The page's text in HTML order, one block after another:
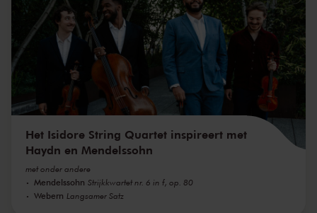
Het Isidore String Quartet inspireert met
Haydn en Mendelssohn
met onder andere
Mendelssohn Strijkkwartet nr. 6 in f, op. 80
Webern Langsamer Satz